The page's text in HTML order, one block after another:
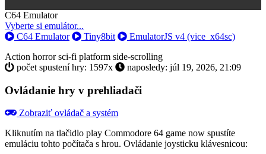
C64 EmulatorToggle
Dropdown
Vyberte si emulátor...
C64 Emulator
Tiny8bit
EmulatorJS v4 (vice_x64sc)
Action horrorsci-fi platform side-scrolling
počet spustení hry: 1597x
naposledy: júl 19, 2026, 21:09
Ovládanie hry v prehliadači
Zobraziť ovládač a systém
Kliknutím na tlačidlo play Commodore 64 game now spustíte
emuláciu tohto počítača s hrou. Ovládanie joysticku klávesnicou: